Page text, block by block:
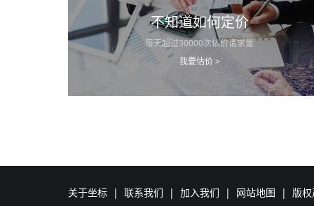
不知道如何定价
每天超过30000次估价请求量
我要估价 >
关于坐标 | 联系我们 | 加入我们 | 网站地图 | 版